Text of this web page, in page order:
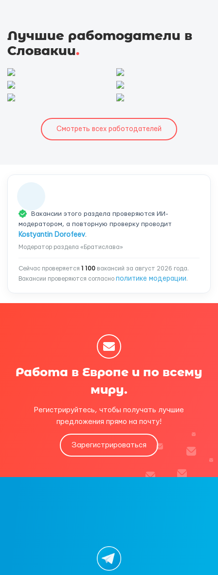
Лучшие работодатели в
Словакии.
Смотреть всех работодателей
Вакансии этого раздела проверяются ИИ-
модератором, а повторную проверку проводит
Kostyantin Dorofeev.
Модератор раздела «Братислава»
Сейчас проверяется 1 100 вакансий за август 2026 года.
Вакансии проверяются согласно политике модерации.
Работа в Европе и по всему
миру.
Регистрируйтесь, чтобы получать лучшие
предложения прямо на почту!
Зарегистрироваться